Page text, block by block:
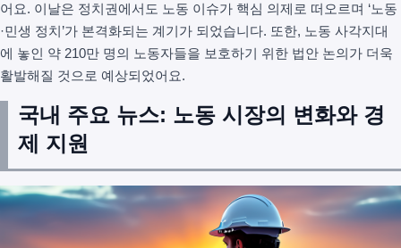
어요. 이날은 정치권에서도 노동 이슈가 핵심 의제로 떠오르며 ‘노동
·민생 정치’가 본격화되는 계기가 되었습니다. 또한, 노동 사각지대
에 놓인 약 210만 명의 노동자들을 보호하기 위한 법안 논의가 더욱
활발해질 것으로 예상되었어요.
국내 주요 뉴스: 노동 시장의 변화와 경
제 지원